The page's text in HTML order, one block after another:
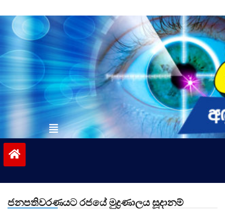
to
contentvinivida.lk
ජනපතිවරණයට රජයේ මුද්‍රණාලය සූදානම්